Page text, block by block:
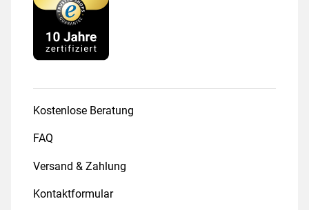
Kostenlose Beratung
FAQ
Versand & Zahlung
Kontaktformular